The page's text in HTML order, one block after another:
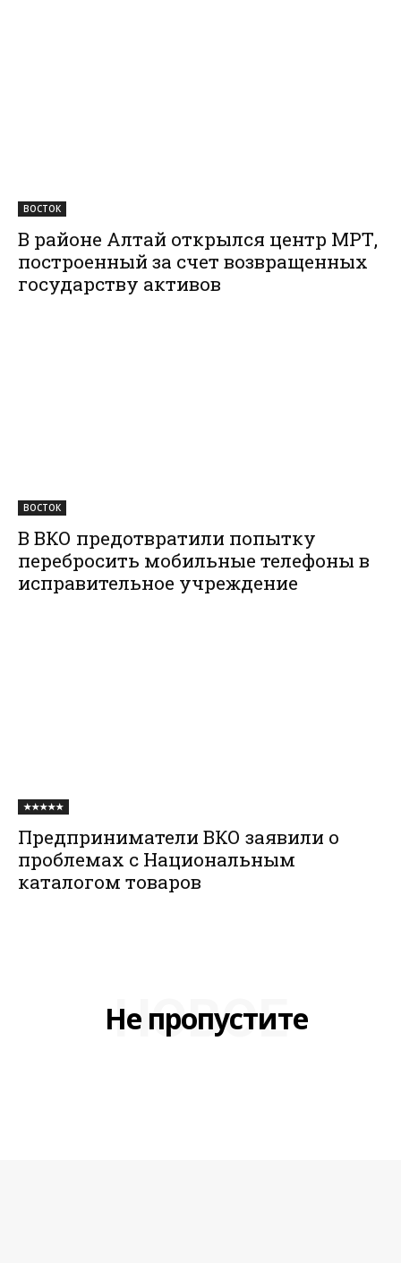
ВОСТОК
В районе Алтай открылся центр МРТ,
построенный за счет возвращенных
государству активов
ВОСТОК
В ВКО предотвратили попытку
перебросить мобильные телефоны в
исправительное учреждение
★★★★★
Предприниматели ВКО заявили о
проблемах с Национальным
каталогом товаров
Не пропустите
НОВОЕ